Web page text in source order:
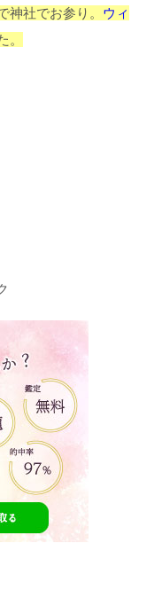
神社でお参り。 ウィ
。